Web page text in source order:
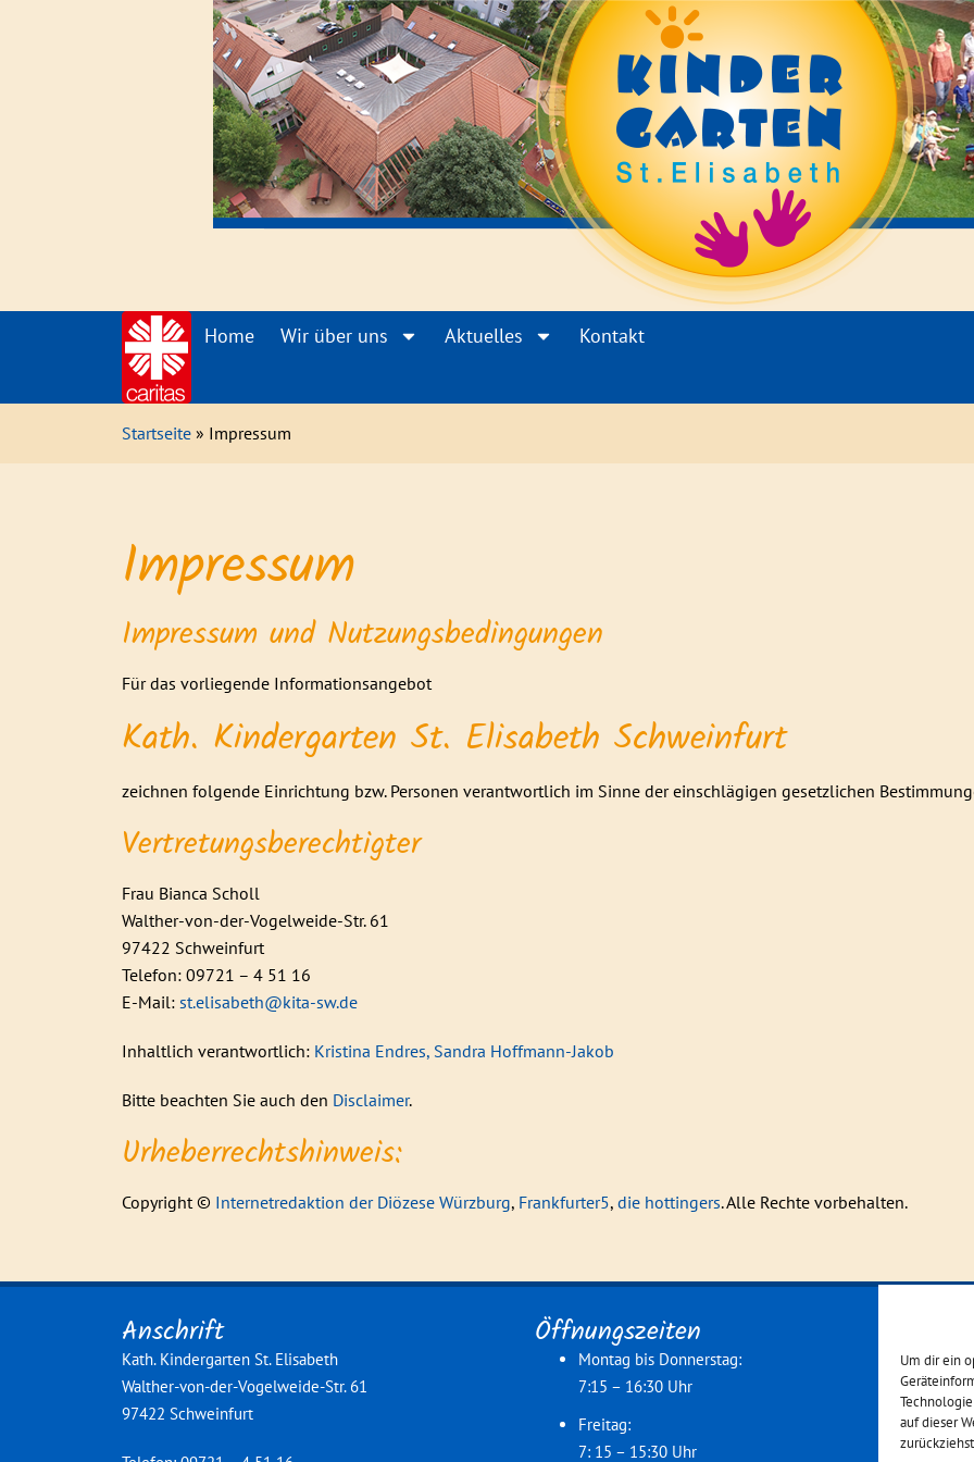
Um dir ein
auf dieser
Home Wir über uns Aktuelles Kontakt
Startseite » Impressum
Impressum
Impressum und Nutzungsbedingungen
Für das vorliegende Informationsangebot
Kath. Kindergarten St. Elisabeth Schweinfurt
zeichnen folgende Einrichtung bzw. Personen verantwortlich im Sinne der einschlägigen gesetzlichen
Vertretungsberechtigter
Frau Bianca Scholl
Walther-von-der-Vogelweide-Str. 61
97422 Schweinfurt
Telefon: 09721 – 4 51 16
E-Mail: st.elisabeth@kita-sw.de
Inhaltlich verantwortlich: Kristina Endres, Sandra Hoffmann-Jakob
Bitte beachten Sie auch den Disclaimer.
Urheberrechtshinweis:
Copyright © Internetredaktion der Diözese Würzburg, Frankfurter5, die hottingers. Alle Rechte vorbehalten.
Anschrift
Kath. Kindergarten St. Elisabeth
Walther-von-der-Vogelweide-Str. 61
97422 Schweinfurt
Öffnungszeiten
Montag bis Donnerstag:
7:15 – 16:30 Uhr
Freitag:
7: 15 – 15:30 Uhr